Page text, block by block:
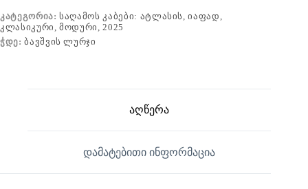
ᲙᲐᲢᲔᲒᲝᲠᲘᲐ:ᲡᲐᲦᲐᲛᲝᲡ ᲙᲐᲑᲔᲑᲘ: ᲐᲢᲚᲐᲡᲘᲡ, ᲘᲐᲤᲐᲓ,
ᲙᲚᲐᲡᲘᲙᲣᲠᲘ, ᲛᲝᲓᲣᲠᲘ, 2025
ᲭᲓᲔ:ᲑᲐᲕᲨᲕᲘᲡ ᲚᲣᲠᲯᲘ
აღწერა
დამატებითი ინფორმაცია